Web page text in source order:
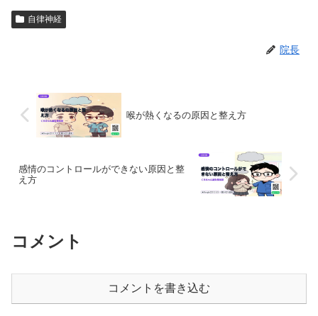
自律神経
院長
喉が熱くなるの原因と整え方
感情のコントロールができない原因と整
え方
コメント
コメントを書き込む